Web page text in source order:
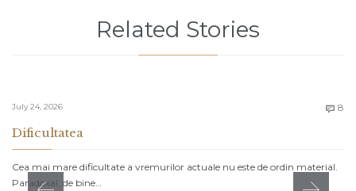
Related Stories
July 24, 2026  8
Dificultatea
Cea mai mare dificultate a vremurilor actuale nu este de ordin material.
Paradoxal, de bine…